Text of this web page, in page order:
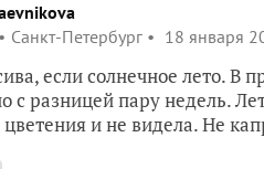
Санкт-Петербург 18 января
если солнечное лето. В
с разницей пару недель.
и не видела. Не